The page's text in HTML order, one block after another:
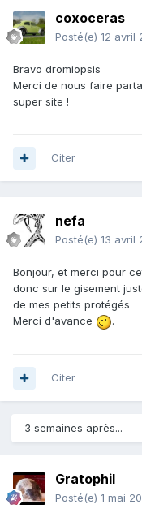
coxoceras
Posté(e) 12 avril
Bravo dromiopsis
Merci de nous faire
super site !
Citer
nefa
Posté(e) 13 avril
Bonjour, et merci pour
donc sur le gisement
de mes petits protégés
Merci d'avance
.
Citer
3 semaines après...
Gratophil
Posté(e) 1 mai